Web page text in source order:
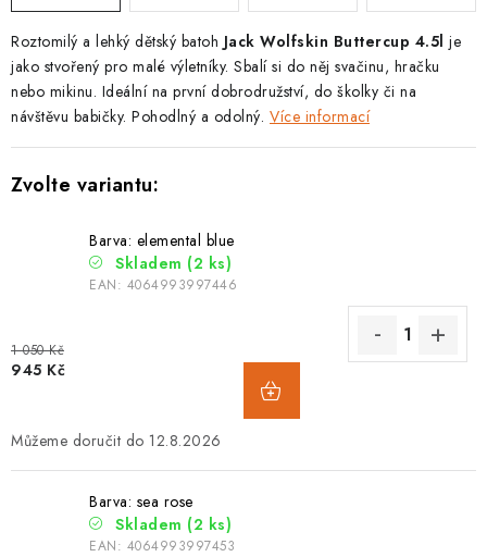
Roztomilý a lehký dětský batoh Jack Wolfskin Buttercup 4.5l je
jako stvořený pro malé výletníky. Sbalí si do něj svačinu, hračku
nebo mikinu. Ideální na první dobrodružství, do školky či na
návštěvu babičky. Pohodlný a odolný. Více informací
Barva: elemental blue
Skladem (2 ks)
EAN: 4064993997446
1 050 Kč
945 Kč
12.8.2026
Barva: sea rose
Skladem (2 ks)
EAN: 4064993997453